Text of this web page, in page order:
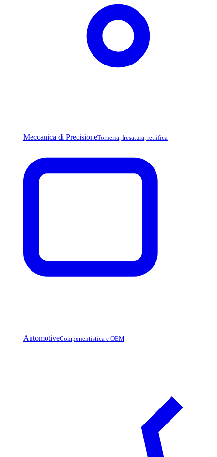
Meccanica di PrecisioneTorneria, fresatura, rettifica
AutomotiveComponentistica e OEM